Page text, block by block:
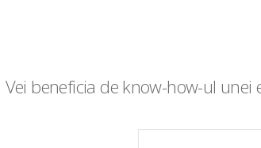
Vei beneficia de know-how-ul